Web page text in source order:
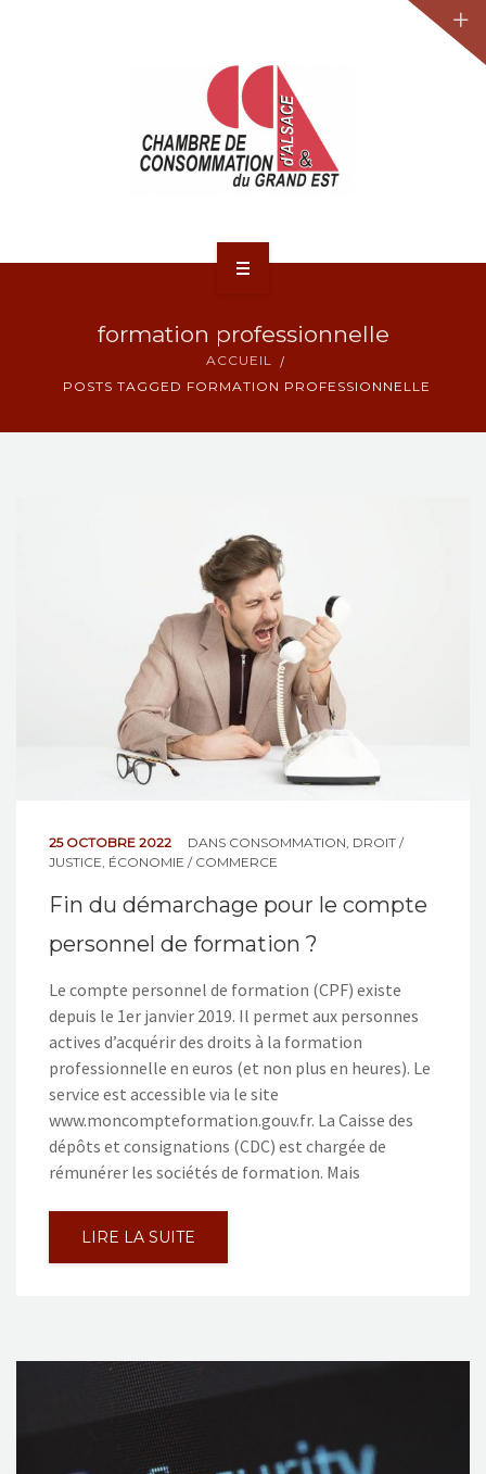
ACTUALITÉS
JURIDIQUE
formation professionnelle
ACCUEIL
POSTS TAGGED FORMATION PROFESSIONNELLE
25 OCTOBRE 2022 DANS CONSOMMATION DROIT /
JUSTICE ÉCONOMIE / COMMERCE
Fin du démarchage pour le compte
personnel de formation ?
Le compte personnel de formation (CPF) existe
depuis le 1er janvier 2019. Il permet aux personnes
actives d’acquérir des droits à la formation
professionnelle en euros (et non plus en heures). Le
service est accessible via le site
www.moncompteformation.gouv.fr. La Caisse des
dépôts et consignations (CDC) est chargée de
rémunérer les sociétés de formation. Mais
LIRE LA SUITE